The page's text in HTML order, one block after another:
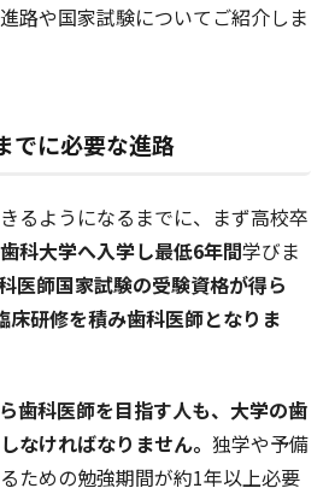
路や国家試験についてご紹介しま
でに必要な進路
るようになるまでに、まず高校卒
科大学へ入学し最低6年間学びま
医師国家試験の受験資格が得ら
床研修を積み歯科医師となりま
歯科医師を目指す人も、大学の歯
なければなりません。 独学や予備
ための勉強期間が約1年以上必要